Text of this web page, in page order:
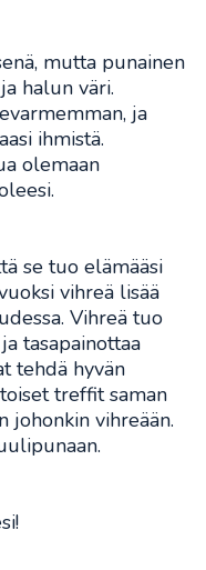
mutta punainen
halun väri.
ja
ihmistä.
olemaan
se tuo elämääsi
vihreä lisää
Vihreä tuo
tasapainottaa
tehdä hyvän
treffit saman
johonkin vihreään.